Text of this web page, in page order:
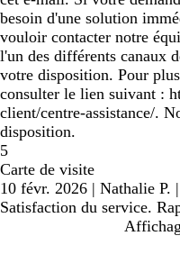
besoin d'une solution
vouloir contacter notre
l'un des différents canaux
votre disposition. Pour
consulter le lien suivant :
client/centre-assistance/.
disposition.
5
Carte de visite
10 févr. 2026 | Nathalie P. |
Satisfaction du service.